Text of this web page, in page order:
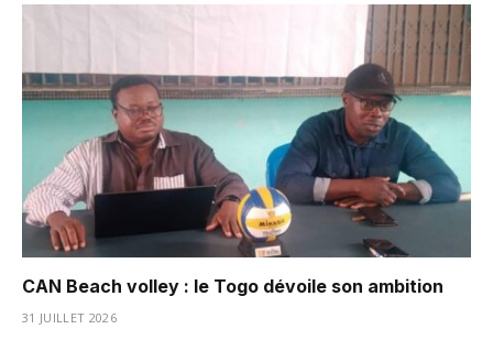
CAN Beach volley : le Togo dévoile son ambition
31 JUILLET 2026